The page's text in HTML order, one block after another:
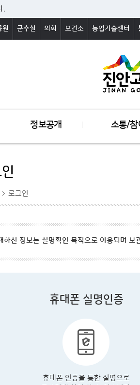
.
원 군수실 의회 보건소 농업기술센터
정보공개 소통/참
로그인
하신 정보는 실명확인 목적으로 이용되며 보
휴대폰 실명인증
휴대폰 인증을 통한 실명으로